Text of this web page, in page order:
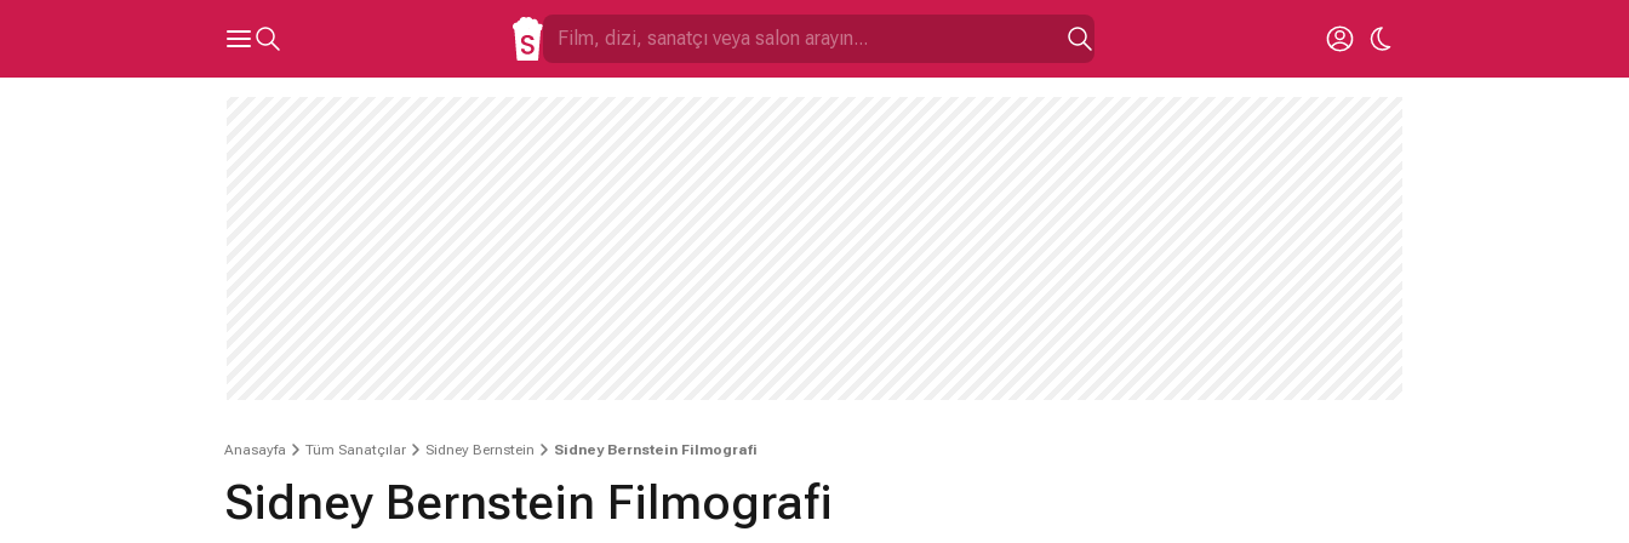
Anasayfa Tüm Sanatçılar Sidney Bernstein Sidney Bernstein Filmografi
Sidney Bernstein Filmografi